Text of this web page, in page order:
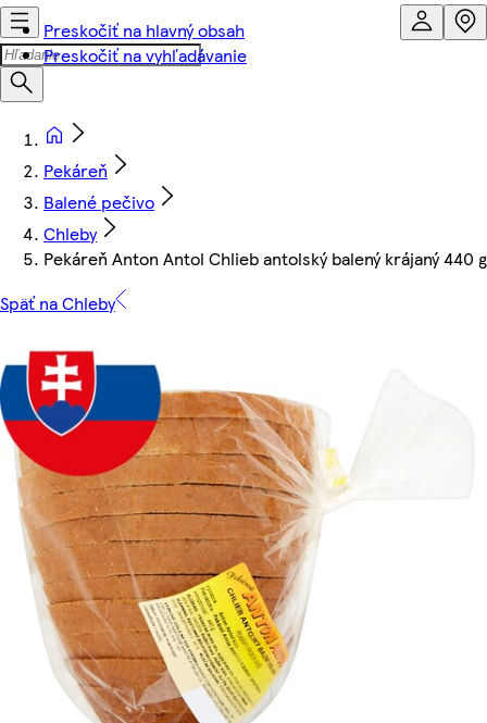
Preskočiť na hlavný obsah
Preskočiť na vyhľadávanie
Pekáreň
Balené pečivo
Chleby
Pekáreň Anton Antol Chlieb antolský balený krájaný 440 g
Späť na Chleby